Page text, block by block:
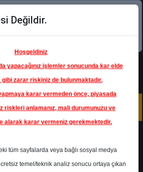
indirin!
Değildir.
Hoşgeldiniz
yapacağınız işlemler sonucunda kar elde
zarar riskiniz de bulunmaktadır.
karar vermeden önce, piyasada
riskleri anlamanız, mali durumunuzu ve
alarak karar vermeniz gerekmektedir.
tüm sayfalarda veya bağlı sosyal medya
temel/teknik analiz sonucu ortaya çıkan